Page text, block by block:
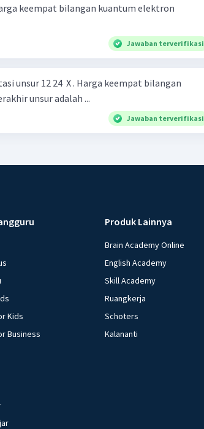
keempat bilangan kuantum elektron
Jawaban terverifikasi
unsur 12 24 ​ X . Harga keempat bilangan
unsur adalah ...
Jawaban terverifikasi
Kids
Business
Produk Lainnya
Brain Academy Online
English Academy
Skill Academy
Ruangkerja
Schoters
Kalananti